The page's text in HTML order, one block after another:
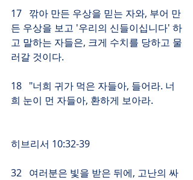
17   깎아 만든 우상을 믿는 자와, 부어 만
든 우상을 보고 '우리의 신들이십니다' 하
고 말하는 자들은, 크게 수치를 당하고 물
러갈 것이다.
18   "너희 귀가 먹은 자들아, 들어라. 너
희 눈이 먼 자들아, 환하게 보아라.
히브리서 10:32-39
32   여러분은 빛을 받은 뒤에, 고난의 싸